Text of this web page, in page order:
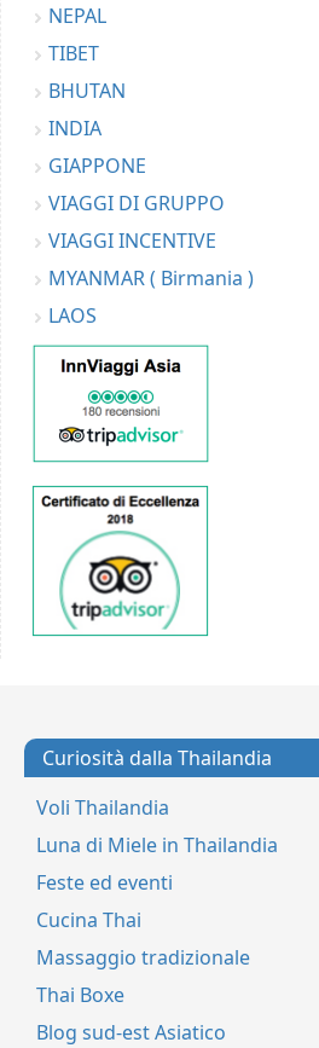
NEPAL
TIBET
BHUTAN
INDIA
GIAPPONE
VIAGGI DI GRUPPO
VIAGGI INCENTIVE
MYANMAR ( Birmania )
LAOS
Curiosità dalla Thailandia
Voli Thailandia
Luna di Miele in Thailandia
Feste ed eventi
Cucina Thai
Massaggio tradizionale
Thai Boxe
Blog sud-est Asiatico